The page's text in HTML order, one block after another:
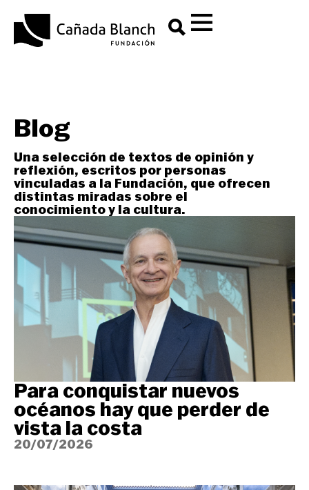
Blog
Una selección de textos de opinión y
reflexión, escritos por personas
vinculadas a la Fundación, que ofrecen
distintas miradas sobre el
conocimiento y la cultura.
Para conquistar nuevos
océanos hay que perder de
vista la costa
20/07/2026